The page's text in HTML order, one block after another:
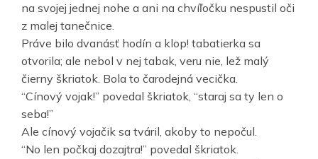
na svojej jednej nohe a ani na chvíľočku nespustil oči
z malej tanečnice.
Práve bilo dvanásť hodín a klop! tabatierka sa
otvorila; ale nebol v nej tabak, veru nie, lež malý
čierny škriatok. Bola to čarodejná vecička.
“Cínový vojak!” povedal škriatok, “staraj sa ty len o
seba!”
Ale cínový vojačik sa tváril, akoby to nepočul.
“No len počkaj dozajtra!” povedal škriatok.